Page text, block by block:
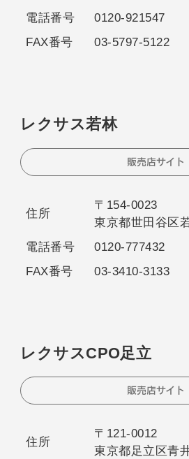
電話番号 0120-921547
FAX番号 03-5797-5122
レクサス若林
販売店サイト
住所
〒154-0023
東京都世田谷区
電話番号 0120-777432
FAX番号 03-3410-3133
レクサスCPO足立
販売店サイト
住所
〒121-0012
東京都足立区青